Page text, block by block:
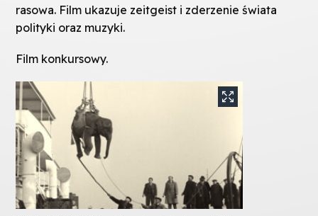
rasowa. Film ukazuje zeitgeist i zderzenie świata
polityki oraz muzyki.
Film konkursowy.